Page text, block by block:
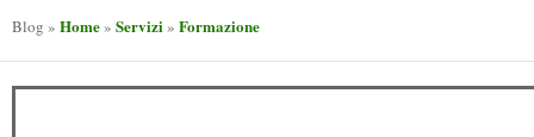
Blog » Home» Servizi» Formazione